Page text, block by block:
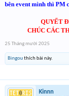
bên event mình thì PM
QUYẾT
CHÚC CÁC
25 Tháng mười 2025
Bingou thích bài này.
Kinnn